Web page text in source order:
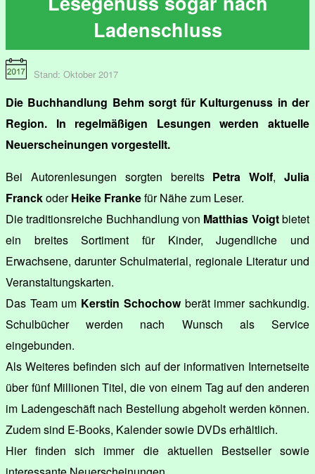
Ladenschluss
Stand: Oktober 2017
Die Buchhandlung Behm sorgt für Kulturgenuss in der
Region. In regelmäßigen Lesungen werden aktuelle
Neuerscheinungen vorgestellt.
Bei Autorenlesungen sorgten bereits Petra Wolf,Julia
FranckoderHeike Frankefür Nähe zum Leser.
Die traditionsreiche Buchhandlung von Matthias Voigtbietet
ein breites Sortiment für Kinder, Jugendliche und
Erwachsene, darunter Schulmaterial, regionale Literatur und
Veranstaltungskarten.
Das Team um Kerstin Schochowberät immer sachkundig.
Schulbücher werden nach Wunsch als Service
eingebunden.
Als Weiteres befinden sich auf der informativen Internetseite
über fünf Millionen Titel, die von einem Tag auf den anderen
im Ladengeschäft nach Bestellung abgeholt werden können.
Zudem sind E-Books, Kalender sowie DVDs erhältlich.
Hier finden sich immer die aktuellen Bestseller sowie